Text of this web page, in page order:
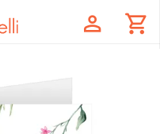
profile shopping_cart